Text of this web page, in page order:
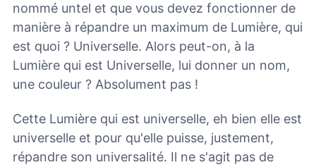
nommé untel et que vous devez fonctionner de
manière à répandre un maximum de Lumière, qui
est quoi ? Universelle. Alors peut-on, à la
Lumière qui est Universelle, lui donner un nom,
une couleur ? Absolument pas !
Cette Lumière qui est universelle, eh bien elle est
universelle et pour qu'elle puisse, justement,
répandre son universalité. Il ne s'agit pas de